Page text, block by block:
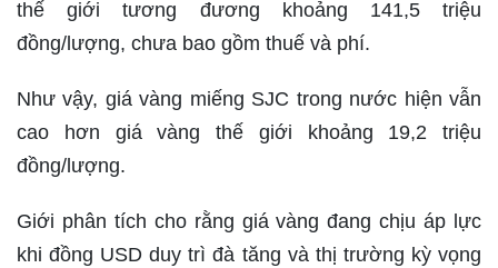
thế giới tương đương khoảng 141,5 triệu
đồng/lượng, chưa bao gồm thuế và phí.
Như vậy, giá vàng miếng SJC trong nước hiện vẫn
cao hơn giá vàng thế giới khoảng 19,2 triệu
đồng/lượng.
Giới phân tích cho rằng giá vàng đang chịu áp lực
khi đồng USD duy trì đà tăng và thị trường kỳ vọng